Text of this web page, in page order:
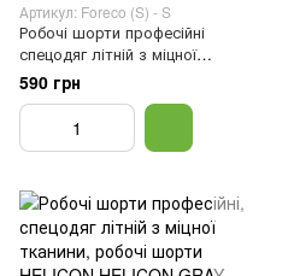
Артикул: Foreco (S) - S
Робочі шорти професійні
спецодяг літній з міцної
тканини, робочі шорти, M
590 грн